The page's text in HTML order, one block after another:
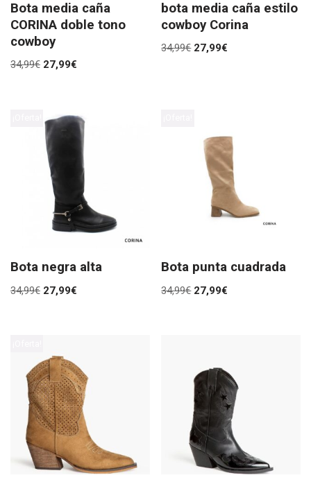
Bota media caña
CORINA doble tono
cowboy
34,99€ 27,99€
bota media caña estilo
cowboy Corina
34,99€ 27,99€
Bota negra alta
34,99€ 27,99€
Bota punta cuadrada
34,99€ 27,99€